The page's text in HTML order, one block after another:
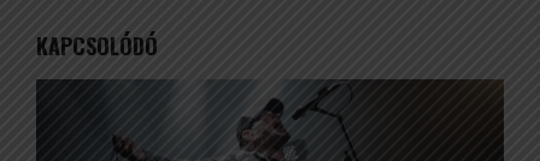
KAPCSOLÓDÓ